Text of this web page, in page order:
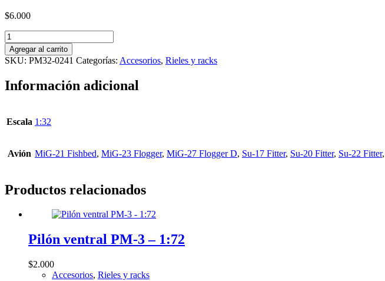
$6.000
MBD3-
U6-
68
-
cantidad
Agregar al carrito
SKU: PM32-0241 Categorías: Accesorios, Rieles y racks
Información adicional
Escala 1:32
Avión MiG-21 Fishbed, MiG-23 Flogger, MiG-27 Flogger D, Su-17 Fitter, Su-20 Fitter, Su-22 Fitter,
Productos relacionados
Pilón ventral PM-3 – 1:72
$2.000
Accesorios, Rieles y racks